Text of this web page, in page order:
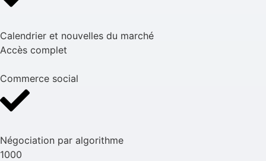
Calendrier et nouvelles du marché
Accès complet
Commerce social
Négociation par algorithme
1000